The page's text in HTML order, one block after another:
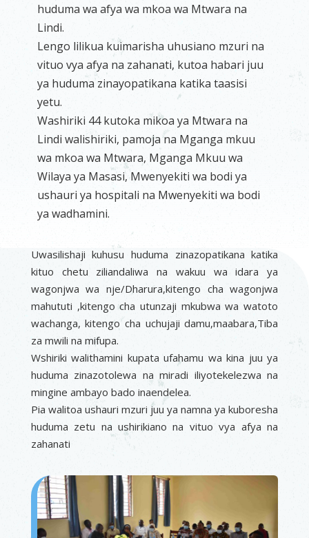
huduma wa afya wa mkoa wa Mtwara na
Lindi.
Lengo lilikua kuimarisha uhusiano mzuri na
vituo vya afya na zahanati, kutoa habari juu
ya huduma zinayopatikana katika taasisi
yetu.
Washiriki 44 kutoka mikoa ya Mtwara na
Lindi walishiriki, pamoja na Mganga mkuu
wa mkoa wa Mtwara, Mganga Mkuu wa
Wilaya ya Masasi, Mwenyekiti wa bodi ya
ushauri ya hospitali na Mwenyekiti wa bodi
ya wadhamini.
Uwasilishaji kuhusu huduma zinazopatikana katika
kituo chetu ziliandaliwa na wakuu wa idara ya
wagonjwa wa nje/Dharura,kitengo cha wagonjwa
mahututi ,kitengo cha utunzaji mkubwa wa watoto
wachanga, kitengo cha uchujaji damu,maabara,Tiba
za mwili na mifupa.
Wshiriki walithamini kupata ufahamu wa kina juu ya
huduma zinazotolewa na miradi iliyotekelezwa na
mingine ambayo bado inaendelea.
Pia walitoa ushauri mzuri juu ya namna ya kuboresha
huduma zetu na ushirikiano na vituo vya afya na
zahanati